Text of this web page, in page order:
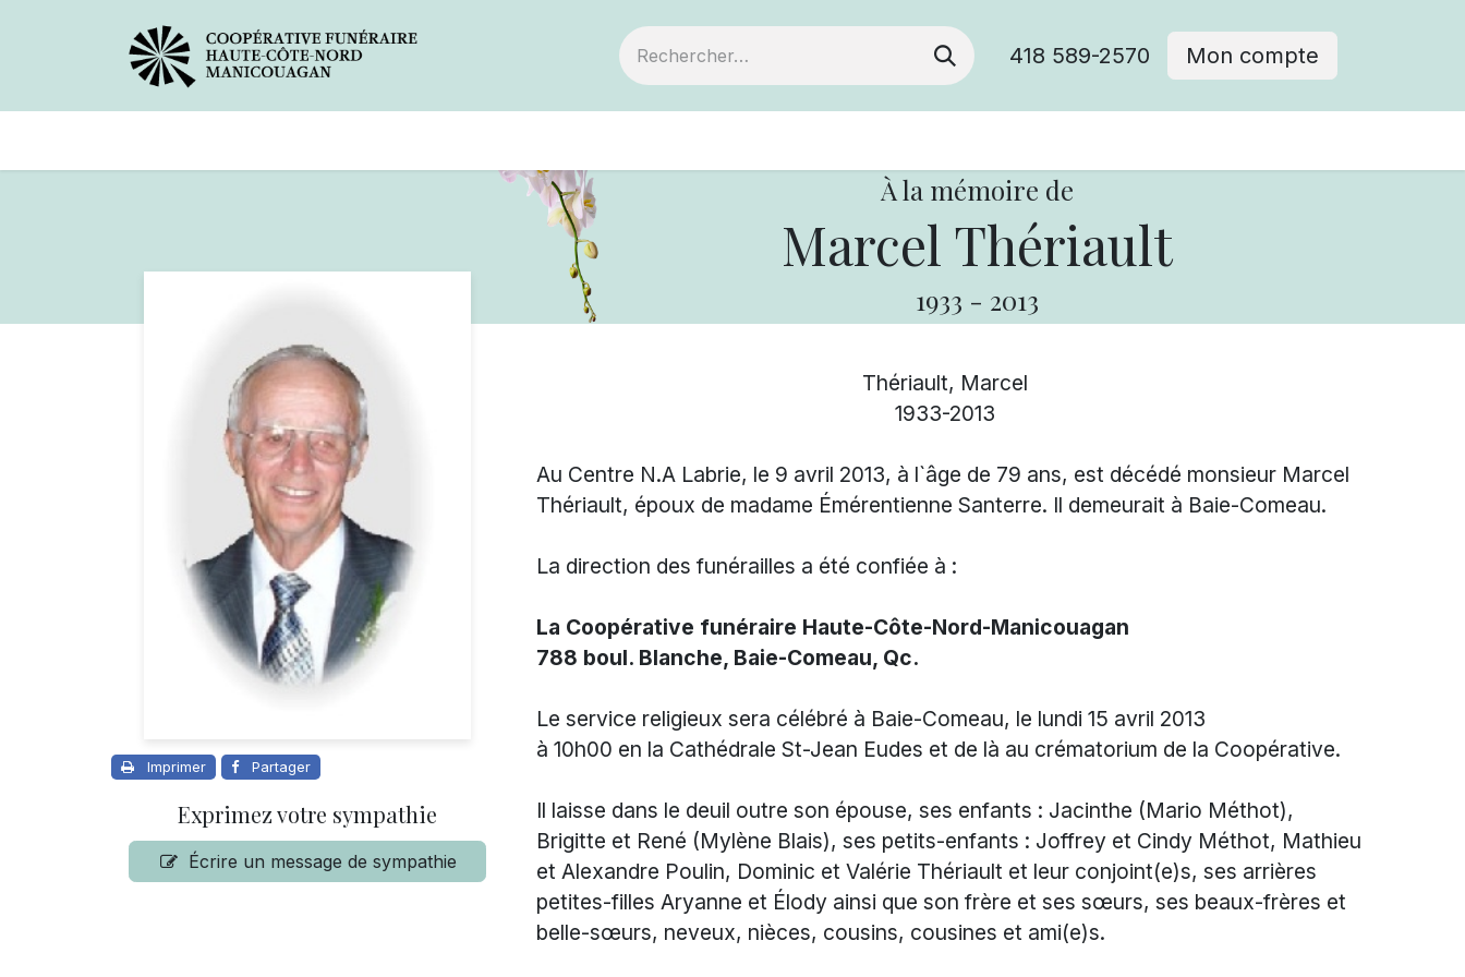
418 589-2570 Mon compte
À la mémoire de
Marcel Thériault
1933 - 2013
Imprimer Partager
Exprimez votre sympathie
Écrire un message de sympathie
Thériault, Marcel
1933-2013
Au Centre N.A Labrie, le 9 avril 2013, à l`âge de 79 ans, est décédé monsieur Marcel
Thériault, époux de madame Émérentienne Santerre. Il demeurait à Baie-Comeau.
La direction des funérailles a été confiée à :
La Coopérative funéraire Haute-Côte-Nord-Manicouagan
788 boul. Blanche, Baie-Comeau, Qc.
Le service religieux sera célébré à Baie-Comeau, le lundi 15 avril 2013
à 10h00 en la Cathédrale St-Jean Eudes et de là au crématorium de la Coopérative.
Il laisse dans le deuil outre son épouse, ses enfants : Jacinthe (Mario Méthot),
Brigitte et René (Mylène Blais), ses petits-enfants : Joffrey et Cindy Méthot, Mathieu
et Alexandre Poulin, Dominic et Valérie Thériault et leur conjoint(e)s, ses arrières
petites-filles Aryanne et Élody ainsi que son frère et ses sœurs, ses beaux-frères et
belle-sœurs, neveux, nièces, cousins, cousines et ami(e)s.